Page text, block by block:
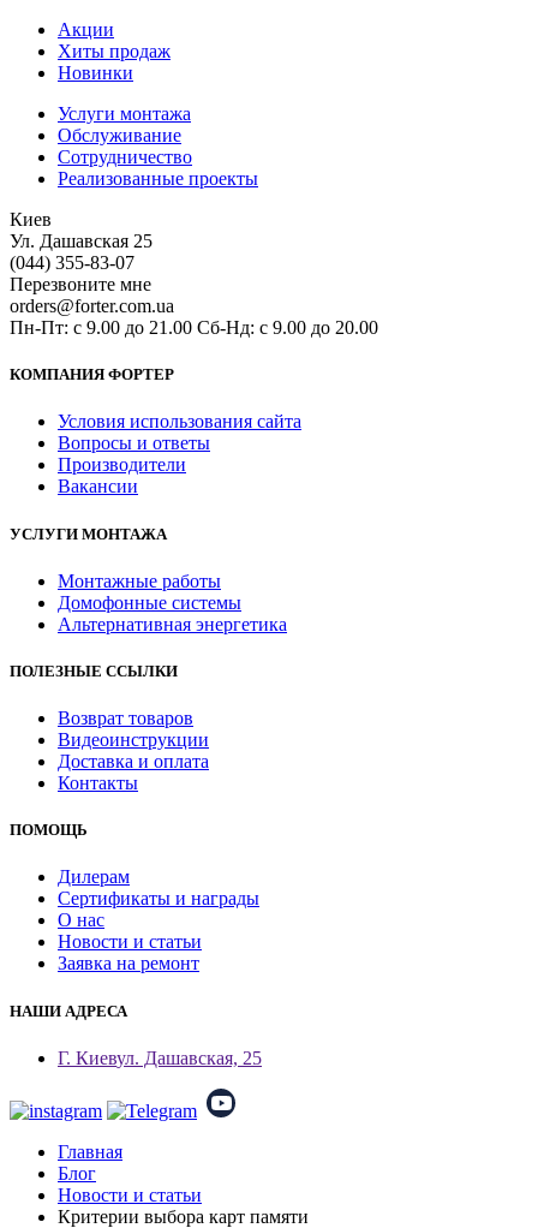
Акции
Хиты продаж
Новинки
Услуги монтажа
Обслуживание
Сотрудничество
Реализованные проекты
Киев
Ул. Дашавская 25
(044) 355-83-07
Перезвоните мне
orders@forter.com.ua
Пн-Пт: с 9.00 до 21.00 Сб-Нд: с 9.00 до 20.00
КОМПАНИЯ ФОРТЕР
Условия использования сайта
Вопросы и ответы
Производители
Вакансии
УСЛУГИ МОНТАЖА
Монтажные работы
Домофонные системы
Альтернативная энергетика
ПОЛЕЗНЫЕ ССЫЛКИ
Возврат товаров
Видеоинструкции
Доставка и оплата
Контакты
ПОМОЩЬ
Дилерам
Сертификаты и награды
О нас
Новости и статьи
Заявка на ремонт
НАШИ АДРЕСА
Г. Киевул. Дашавская, 25
Главная
Блог
Новости и статьи
Критерии выбора карт памяти